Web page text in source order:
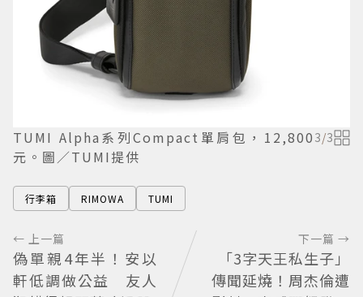
TUMI Alpha系列Compact單肩包，12,800
元。圖／TUMI提供
3/3
行李箱 RIMOWA TUMI
← 上一篇
偽單親4年半！安以
軒低調做公益 友人
下一篇 →
「3字天王私生子」
傳聞延燒！周杰倫遭